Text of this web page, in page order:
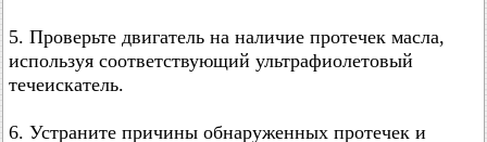
5. Проверьте двигатель на наличие протечек масла,
используя соответствующий ультрафиолетовый
течеискатель.
6. Устраните причины обнаруженных протечек и